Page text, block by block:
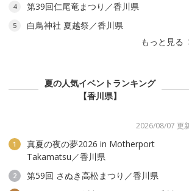
4 第39回仁尾竜まつり／香川県
5
白鳥神社 夏越祭／香川県
もっと見る
夏の人気イベントランキング
【香川県】
2026/08/07 更
1
真夏の夜の夢2026 in Motherport
Takamatsu／香川県
2 第59回 さぬき高松まつり／香川県